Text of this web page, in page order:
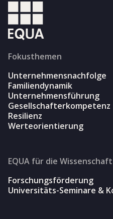
Fokusthemen
Unternehmensnachfolge
Familiendynamik
Unternehmensführung
Gesellschafterkompetenz
Resilienz
Werteorientierung
EQUA für die Wissenschaft
Forschungsförderung
Universitäts-Seminare &